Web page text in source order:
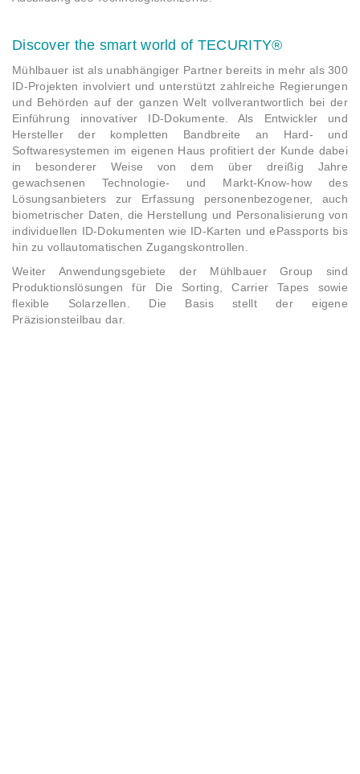
Discover the smart world of TECURITY®
Mühlbauer ist als unabhängiger Partner bereits in mehr als 300
ID-Projekten involviert und unterstützt zahlreiche Regierungen
und Behörden auf der ganzen Welt vollverantwortlich bei der
Einführung innovativer ID-Dokumente. Als Entwickler und
Hersteller der kompletten Bandbreite an Hard- und
Softwaresystemen im eigenen Haus profitiert der Kunde dabei
in besonderer Weise von dem über dreißig Jahre
gewachsenen Technologie- und Markt-Know-how des
Lösungsanbieters zur Erfassung personenbezogener, auch
biometrischer Daten, die Herstellung und Personalisierung von
individuellen ID-Dokumenten wie ID-Karten und ePassports bis
hin zu vollautomatischen Zugangskontrollen.
Weiter Anwendungsgebiete der Mühlbauer Group sind
Produktionslösungen für Die Sorting, Carrier Tapes sowie
flexible Solarzellen. Die Basis stellt der eigene
Präzisionsteilbau dar.